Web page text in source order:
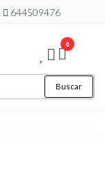
644509476
Buscar
0